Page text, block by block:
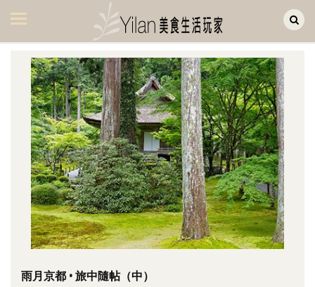
美食集
美飲集
廚房集
旅遊集
旅遊美食集
生活風
書房集
日記簿
餐桌週記
雨月京都 • 旅中隨帖（中）